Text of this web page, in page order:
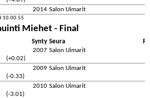
2014 Salon Uimarit
10.00.55
Miehet - Final
Synty Seura
2007 Salon Uimarit
(+0.02)
2009 Salon Uimarit
(-0.33)
2010 Salon Uimarit
(-3.01)